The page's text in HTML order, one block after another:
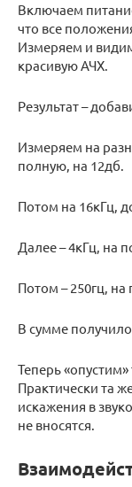
Включаем
что все
Измеряем и
красивую АЧХ.
Результат –
Измеряем на
полную, на 12дб.
Потом на 16кГц,
Далее – 4кГц, на
Потом – 250гц,
В сумме
Теперь
Практически та
искажения в
не вносятся.